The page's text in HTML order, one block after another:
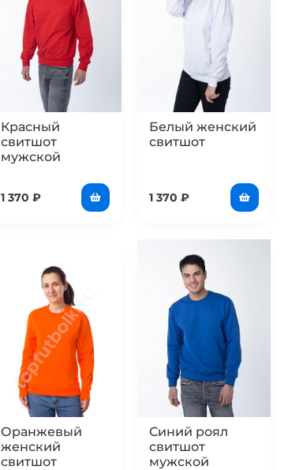
Красный
свитшот
мужской
1 370 ₽
Белый женский
свитшот
1 370₽
Оранжевый
женский
свитшот
Синий роял
свитшот
мужской